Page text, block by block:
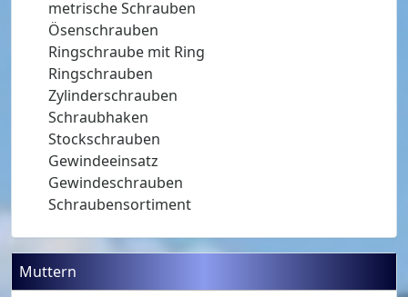
metrische Schrauben
Ösenschrauben
Ringschraube mit Ring
Ringschrauben
Zylinderschrauben
Schraubhaken
Stockschrauben
Gewindeeinsatz
Gewindeschrauben
Schraubensortiment
Muttern